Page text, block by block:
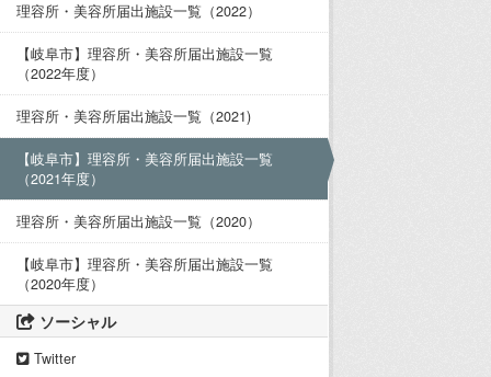
理容所・美容所届出施設一覧（2022）
【岐阜市】理容所・美容所届出施設一覧
（2022年度）
理容所・美容所届出施設一覧（2021)
【岐阜市】理容所・美容所届出施設一覧
（2021年度）
理容所・美容所届出施設一覧（2020）
【岐阜市】理容所・美容所届出施設一覧
（2020年度）
ソーシャル
Twitter